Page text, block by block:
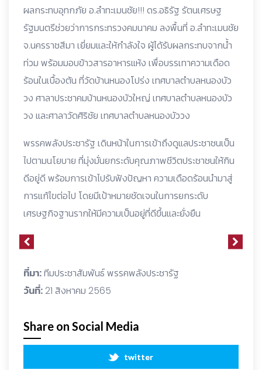
ผลกระทบอุทกภัย อ.ลำทะเมนชัย!!! ดร.อธิรัฐ รัตนเศรษฐ
รัฐมนตรีช่วยว่าการกระทรวงคมนาคม ลงพื้นที่ อ.ลำทะเมนชัย
จ.นครราชสีมา เยี่ยมและให้กำลังใจ ผู้ได้รับผลกระทบจากน้ำ
ท่วม พร้อมมอบข้าวสารอาหารแห้ง เพื่อบรรเทาความเดือด
ร้อนในเบื้องต้น ที่วัดบ้านหนองโปร่ง เทศบาลตำบลหนองบัว
วง ศาลาประชาคมบ้านหนองบัวใหญ่ เทศบาลตำบลหนองบัว
วง และศาลาวัดศิริชัย เทศบาลตำบลหนองบัววง
พรรคพลังประชารัฐ เดินหน้าในการเข้าถึงดูแลประชาชนเป็น
ไปตามนโยบาย ที่มุ่งมั่นยกระดับคุณภาพชีวิตประชาชนให้กิน
ดีอยู่ดี พร้อมการเข้าไปรับฟังปัญหา ความเดือดร้อนนำมาสู่
การแก้ไขต่อไป โดยมีเป้าหมายชัดเจนในการยกระดับ
เศรษฐกิจฐานรากให้มีความเป็นอยู่ที่ดีขึ้นและยั่งยืน
ที่มา:ทีมประชาสัมพันธ์ พรรคพลังประชารัฐ
วันที่: 21 สิงหาคม 2565
Share on Social Media
twitter